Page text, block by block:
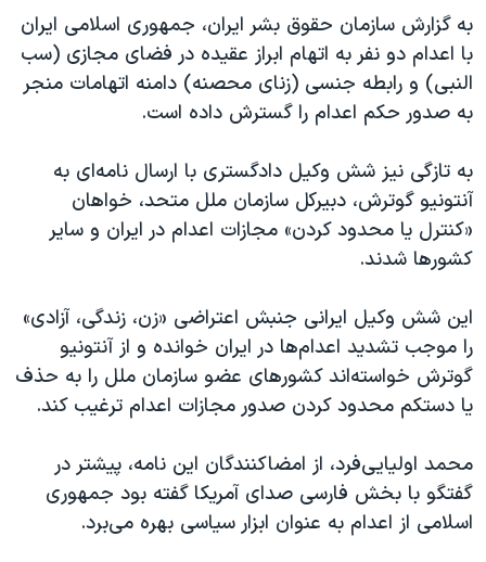
به گزارش سازمان حقوق بشر ایران، جمهوری اسلامی ایران
با اعدام دو نفر به اتهام ابراز عقیده در فضای مجازی (سب
النبی) و رابطه جنسی (زنای محصنه) دامنه اتهامات منجر
به صدور حکم اعدام را گسترش داده است.
به تازگی نیز شش وکیل دادگستری با ارسال نامه‌ای به
آنتونیو گوترش، دبیرکل سازمان ملل متحد، خواهان
«کنترل یا محدود کردن» مجازات اعدام در ایران و سایر
کشورها شدند.
این شش وکیل ایرانی جنبش اعتراضی «زن، زندگی، آزادی»
را موجب تشدید اعدام‌ها در ایران خوانده و از آنتونیو
گوترش خواسته‌اند کشورهای عضو سازمان ملل را به حذف
یا دستکم محدود کردن صدور مجازات اعدام ترغیب کند.
محمد اولیایی‌فرد، از امضاکنندگان این نامه، پیشتر در
گفتگو با بخش فارسی صدای آمریکا گفته بود جمهوری
اسلامی از اعدام به عنوان ابزار سیاسی بهره می‌برد.